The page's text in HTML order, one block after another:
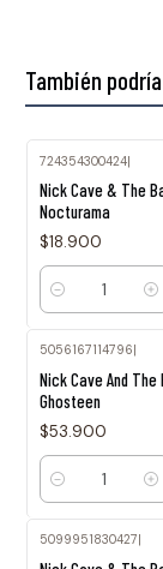
También
724354300424|
Nick Cave & The
Nocturama
$18.900
Cantidad
5056167114796
Nick Cave And The
Ghosteen
$53.900
Cantidad
5099951830427|